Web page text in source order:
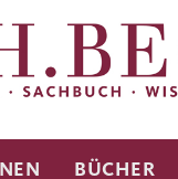
BÜCHER